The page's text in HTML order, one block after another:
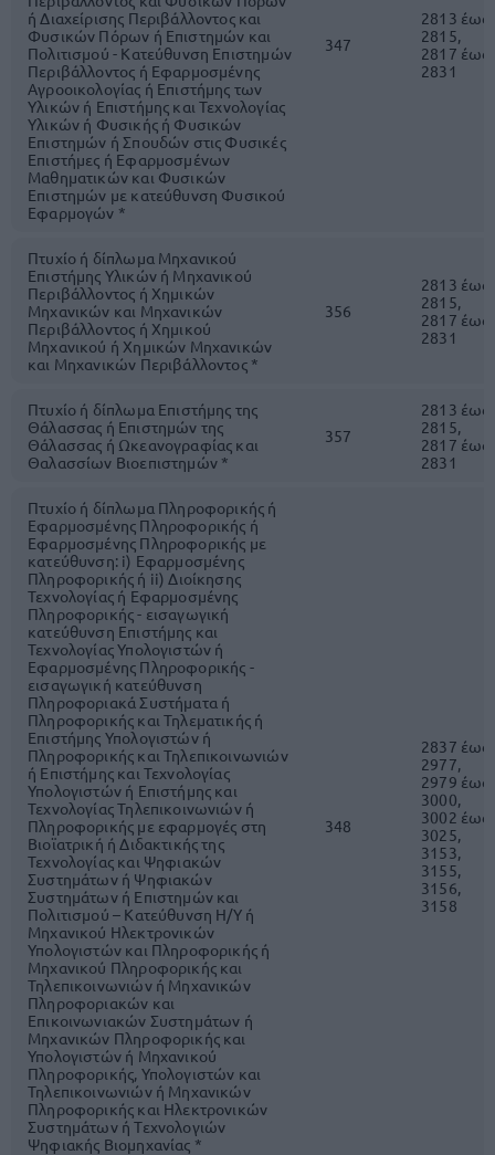
ή Διαχείρισης Περιβάλλοντος και
Φυσικών Πόρων ή Επιστημών και
Πολιτισμού - Κατεύθυνση Επιστημών
Περιβάλλοντος ή Εφαρμοσμένης
Αγροοικολογίας ή Επιστήμης των
Υλικών ή Επιστήμης και Τεχνολογίας
Υλικών ή Φυσικής ή Φυσικών
Επιστημών ή Σπουδών στις Φυσικές
Επιστήμες ή Εφαρμοσμένων
Μαθηματικών και Φυσικών
Επιστημών με κατεύθυνση Φυσικού
Εφαρμογών *
347
2813 έως
2815,
2817 έως
2831
Πτυχίο ή δίπλωμα Μηχανικού
Επιστήμης Υλικών ή Μηχανικού
Περιβάλλοντος ή Χημικών
Μηχανικών και Μηχανικών
Περιβάλλοντος ή Χημικού
Μηχανικού ή Χημικών Μηχανικών
και Μηχανικών Περιβάλλοντος *
356
2813 έως
2815,
2817 έως
2831
Πτυχίο ή δίπλωμα Επιστήμης της
Θάλασσας ή Επιστημών της
Θάλασσας ή Ωκεανογραφίας και
Θαλασσίων Βιοεπιστημών *
357
2813 έως
2815,
2817 έως
2831
Πτυχίο ή δίπλωμα Πληροφορικής ή
Εφαρμοσμένης Πληροφορικής ή
Εφαρμοσμένης Πληροφορικής με
κατεύθυνση: i) Εφαρμοσμένης
Πληροφορικής ή ii) Διοίκησης
Τεχνολογίας ή Εφαρμοσμένης
Πληροφορικής - εισαγωγική
κατεύθυνση Επιστήμης και
Τεχνολογίας Υπολογιστών ή
Εφαρμοσμένης Πληροφορικής -
εισαγωγική κατεύθυνση
Πληροφοριακά Συστήματα ή
Πληροφορικής και Τηλεματικής ή
Επιστήμης Υπολογιστών ή
Πληροφορικής και Τηλεπικοινωνιών
ή Επιστήμης και Τεχνολογίας
Υπολογιστών ή Επιστήμης και
Τεχνολογίας Τηλεπικοινωνιών ή
Πληροφορικής με εφαρμογές στη
Βιοϊατρική ή Διδακτικής της
Τεχνολογίας και Ψηφιακών
Συστημάτων ή Ψηφιακών
Συστημάτων ή Επιστημών και
Πολιτισμού – Κατεύθυνση Η/Υ ή
Μηχανικού Ηλεκτρονικών
Υπολογιστών και Πληροφορικής ή
Μηχανικού Πληροφορικής και
Τηλεπικοινωνιών ή Μηχανικών
Πληροφοριακών και
Επικοινωνιακών Συστημάτων ή
Μηχανικών Πληροφορικής και
Υπολογιστών ή Μηχανικού
Πληροφορικής, Υπολογιστών και
Τηλεπικοινωνιών ή Μηχανικών
Πληροφορικής και Ηλεκτρονικών
Συστημάτων ή Τεχνολογιών
Ψηφιακής Βιομηχανίας *
348
2837 έως
2977,
2979 έως
3000,
3002 έως
3025,
3153,
3155,
3156,
3158